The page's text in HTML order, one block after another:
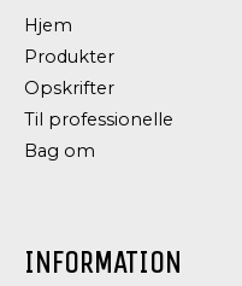
Hjem
Produkter
Opskrifter
Til professionelle
Bag om
INFORMATION